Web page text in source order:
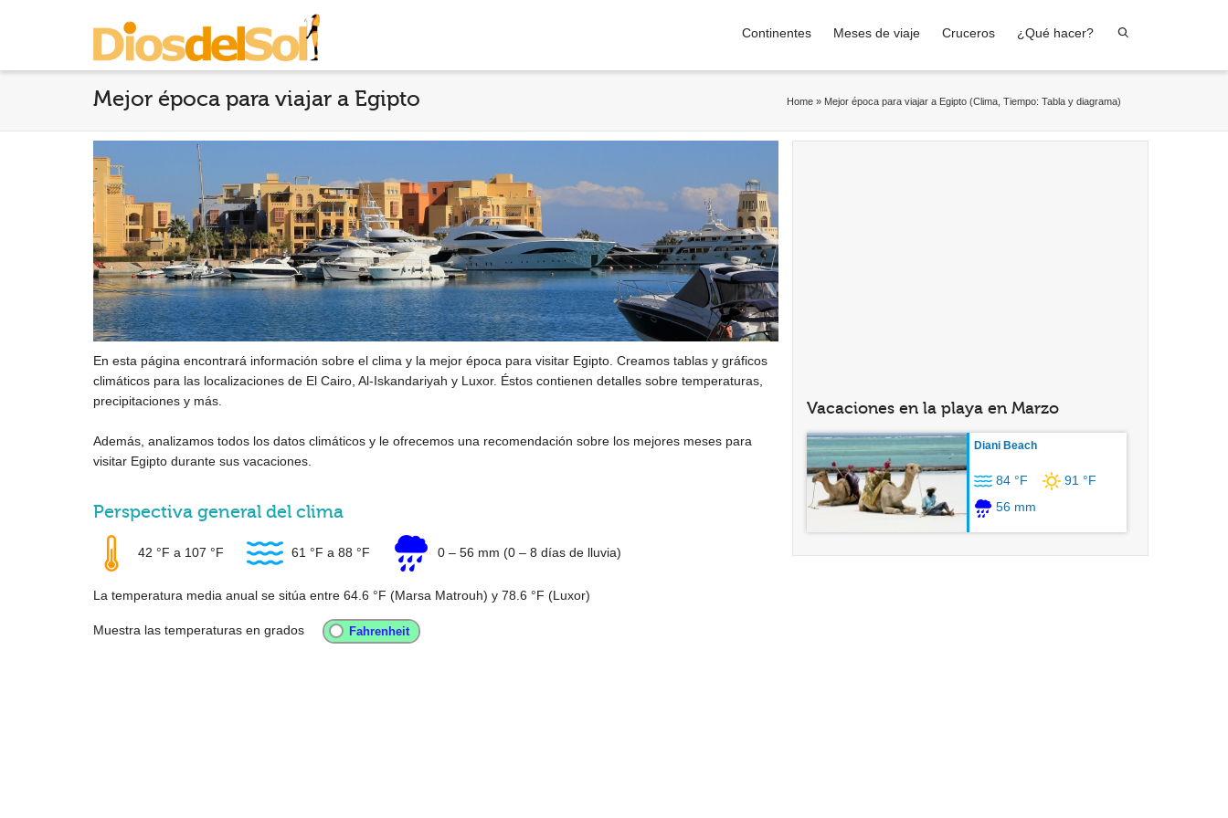
Continentes Meses de viaje Cruceros ¿Qué hacer?
Mejor época para viajar a Egipto Home » Mejor época para viajar a Egipto (Clima, Tiempo: Tabla y diagrama)
En esta página encontrará información sobre el clima y la mejor época para visitar Egipto. Creamos tablas y gráficos
climáticos para las localizaciones de El Cairo, Al-Iskandariyah y Luxor. Éstos contienen detalles sobre temperaturas,
precipitaciones y más.
Además, analizamos todos los datos climáticos y le ofrecemos una recomendación sobre los mejores meses para
visitar Egipto durante sus vacaciones.
Perspectiva general del clima
42 °F a 107 °F 61 °F a 88 °F 0 – 56 mm (0 – 8 días de lluvia)
La temperatura media anual se sitúa entre 64.6 °F (Marsa Matrouh) y 78.6 °F (Luxor)
Muestra las temperaturas en grados
Vacaciones en la playa en Marzo
Diani Beach
84 °F
91 °F
56 mm